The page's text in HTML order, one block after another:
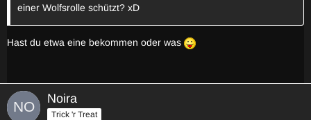
einer Wolfsrolle schützt? xD
Hast du etwa eine bekommen oder was
Noira
Trick 'r Treat